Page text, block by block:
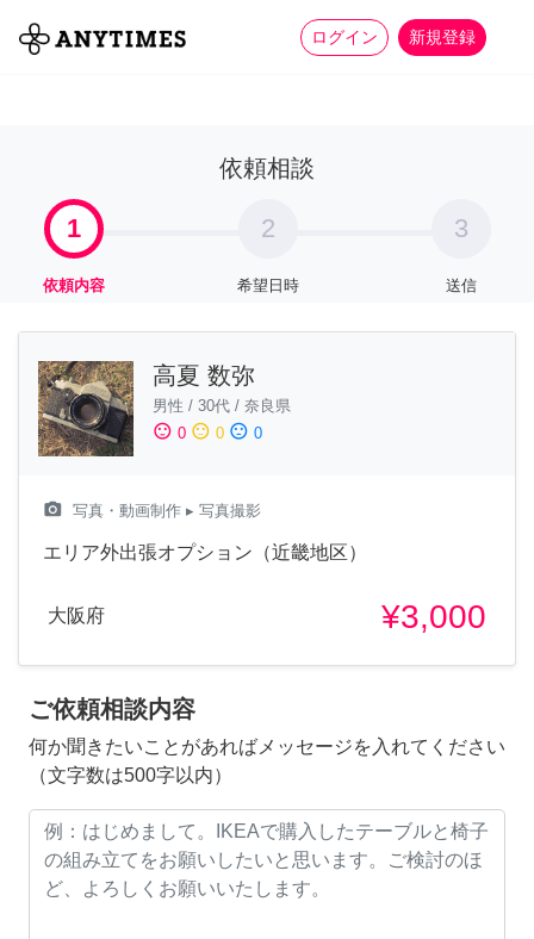
ログイン 新規登録
全て 家事 more_horiz
依頼相談
1
依頼内容
2
希望日時
3
送信
高夏 数弥
男性 / 30代 / 奈良県
sentiment_satisfied 0 sentiment_neutral 0 sentiment_dissatisfied 0
camera_alt 写真・動画制作 ▸ 写真撮影
エリア外出張オプション（近畿地区）
大阪府 ¥3,000
ご依頼相談内容
何か聞きたいことがあればメッセージを入れてください
（文字数は500字以内）